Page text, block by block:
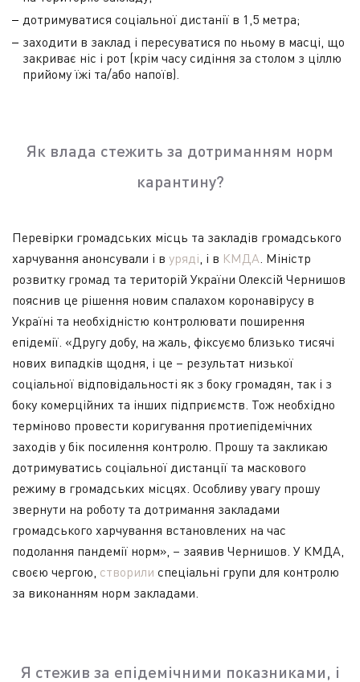
дотримуватися соціальної дистанії в 1,5 метра;
заходити в заклад і пересуватися по ньому в масці, що
закриває ніс і рот (крім часу сидіння за столом з ціллю
прийому їжі та/або напоїв).
Як влада стежить за дотриманням норм
карантину?
Перевірки громадських місць та закладів громадського
харчування анонсували і в уряді, і в КМДА. Міністр
розвитку громад та територій України Олексій Чернишов
пояснив це рішення новим спалахом коронавірусу в
Україні та необхідністю контролювати поширення
епідемії. «Другу добу, на жаль, фіксуємо близько тисячі
нових випадків щодня, і це – результат низької
соціальної відповідальності як з боку громадян, так і з
боку комерційних та інших підприємств. Тож необхідно
терміново провести коригування протиепідемічних
заходів у бік посилення контролю. Прошу та закликаю
дотримуватись соціальної дистанції та маскового
режиму в громадських місцях. Особливу увагу прошу
звернути на роботу та дотримання закладами
громадського харчування встановлених на час
подолання пандемії норм», – заявив Чернишов. У КМДА,
своєю чергою, створили спеціальні групи для контролю
за виконанням норм закладами.
Я стежив за епідемічними показниками, і